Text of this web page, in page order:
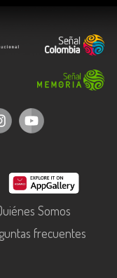
Somos
frecuentes